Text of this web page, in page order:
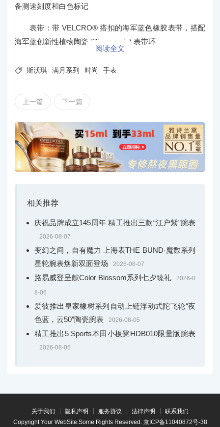
备测速刻度和白色标记
表带：带 VELCRO® 搭扣的海军蓝色橡胶表带，搭配
海军蓝创新性植物陶瓷 (Bioceramic) 表带环
阅读全文
 斯沃琪 满月系列 时尚 手表
上一篇 下一篇
相关推荐
庆祝品牌成立145周年 精工推出三款“江户紫”腕表
2026-08-07
变幻之间，自有魔力 上海表THE BUND·魔数系列
星轮腕表焕新双面登场
2026-08-07
路易威登呈献Color Blossom系列七夕臻礼 2026-0
8-06
爱彼推出皇家橡树系列自动上链浮动式陀飞轮“夜
色蓝，云50”陶瓷腕表
2026-08-05
精工推出5 Sports本田小板凳HDB010限量版腕表
2026-08-05
关于我们 隐私声明 服务协议 法律声明
联系我们
Copyright Your WebSite.Some Rights Reserved. 京ICP备11040872号-38